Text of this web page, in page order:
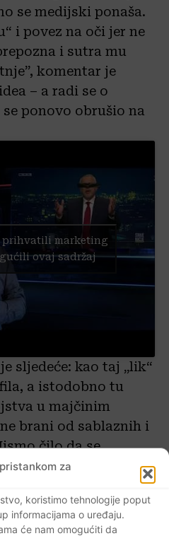
za
koristimo tehnologije poput
informacijama o uređaju.
će nam omogućiti da
se medijski ponaša.
i povez na oči jer ne
i sutra mu
komentar je
– a radi se o
ponovo obrušio na
marketing
ovaj sadržaj
sljedeće: kao taj „lik“
a istodobno tu
u majčinim
brani od sablaznih i
čilo da se
na očima dotakao tih
lafe – frajeru budi
manjeg otpora jer
vjernike, svećenike,